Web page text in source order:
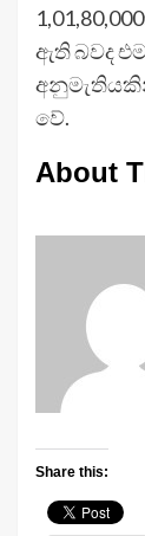
ඇති බවද
වේ.
About
Share this: